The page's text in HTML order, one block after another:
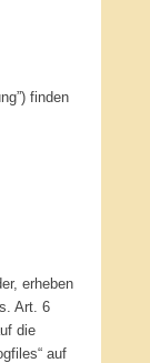
finden
erheben
Art. 6
die
auf